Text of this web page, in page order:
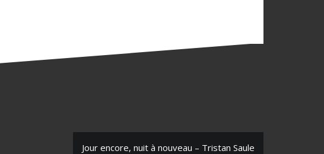
Jour encore, nuit à nouveau – Tristan Saule